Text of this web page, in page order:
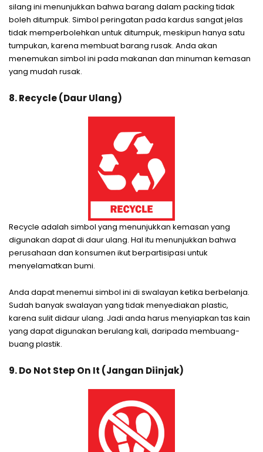
silang ini menunjukkan bahwa barang dalam packing tidak
boleh ditumpuk. Simbol peringatan pada kardus sangat jelas
tidak memperbolehkan untuk ditumpuk, meskipun hanya satu
tumpukan, karena membuat barang rusak. Anda akan
menemukan simbol ini pada makanan dan minuman kemasan
yang mudah rusak.
8. Recycle (Daur Ulang)
Recycle adalah simbol yang menunjukkan kemasan yang
digunakan dapat di daur ulang. Hal itu menunjukkan bahwa
perusahaan dan konsumen ikut berpartisipasi untuk
menyelamatkan bumi.
Anda dapat menemui simbol ini di swalayan ketika berbelanja.
Sudah banyak swalayan yang tidak menyediakan plastic,
karena sulit didaur ulang. Jadi anda harus menyiapkan tas kain
yang dapat digunakan berulang kali, daripada membuang-
buang plastik.
9. Do Not Step On It (Jangan Diinjak)